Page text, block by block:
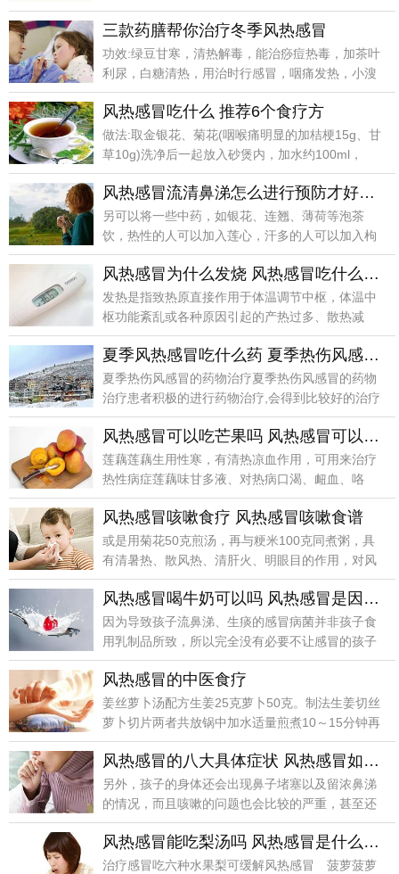
生冷食物会
三款药膳帮你治疗冬季风热感冒
功效:绿豆甘寒，清热解毒，能治痧痘热毒，加茶叶
利尿，白糖清热，用治时行感冒，咽痛发热，小溲
不利或兼有
风热感冒吃什么 推荐6个食疗方
做法:取金银花、菊花(咽喉痛明显的加桔梗15g、甘
草10g)洗净后一起放入砂煲内，加水约100ml，
风热感冒流清鼻涕怎么进行预防才好呢 治疗风热感冒的食疗法
另可以将一些中药，如银花、连翘、薄荷等泡茶
饮，热性的人可以加入莲心，汗多的人可以加入枸
杞子，湿重的人
风热感冒为什么发烧 风热感冒吃什么食物好呢
发热是指致热原直接作用于体温调节中枢，体温中
枢功能紊乱或各种原因引起的产热过多、散热减
少，导致体温升
夏季风热感冒吃什么药 夏季热伤风感冒的药物及食疗治疗
夏季热伤风感冒的药物治疗夏季热伤风感冒的药物
治疗患者积极的进行药物治疗,会得到比较好的治疗
效果,要是
风热感冒可以吃芒果吗 风热感冒可以吃什么
莲藕莲藕生用性寒，有清热凉血作用，可用来治疗
热性病症莲藕味甘多液、对热病口渴、衄血、咯
血、下血者尤为
风热感冒咳嗽食疗 风热感冒咳嗽食谱
或是用菊花50克煎汤，再与粳米100克同煮粥，具
有清暑热、散风热、清肝火、明眼目的作用，对风
热感冒、
风热感冒喝牛奶可以吗 风热感冒是因为什么原因引起的
因为导致孩子流鼻涕、生痰的感冒病菌并非孩子食
用乳制品所致，所以完全没有必要不让感冒的孩子
喝牛奶、吃奶
风热感冒的中医食疗
姜丝萝卜汤配方生姜25克萝卜50克。制法生姜切丝
萝卜切片两者共放锅中加水适量煎煮10～15分钟再
加入
风热感冒的八大具体症状 风热感冒如何预防
另外，孩子的身体还会出现鼻子堵塞以及留浓鼻涕
的情况，而且咳嗽的问题也会比较的严重，甚至还
伴随有痰多或
风热感冒能吃梨汤吗 风热感冒是什么原因引起的
治疗感冒吃六种水果梨可缓解风热感冒 菠萝菠萝